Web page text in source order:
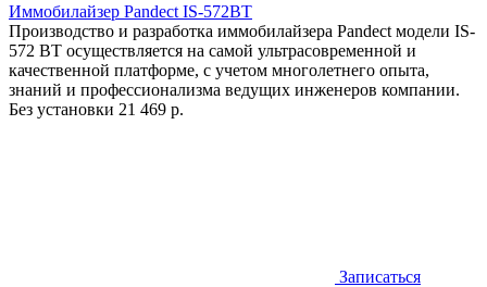
Иммобилайзер Pandect IS-572BT
Производство и разработка иммобилайзера Pandect модели IS-
572 BT осуществляется на самой ультрасовременной и
качественной платформе, с учетом многолетнего опыта,
знаний и профессионализма ведущих инженеров компании.
Без установки 21 469 р.
Записаться